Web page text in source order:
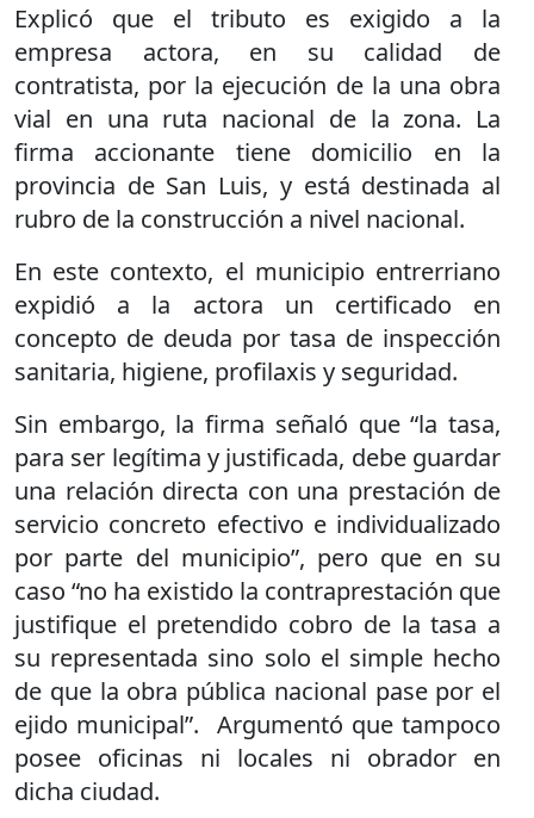
Explicó que el tributo es exigido a la
empresa actora, en su calidad de
contratista, por la ejecución de la una obra
vial en una ruta nacional de la zona. La
firma accionante tiene domicilio en la
provincia de San Luis, y está destinada al
rubro de la construcción a nivel nacional.
En este contexto, el municipio entrerriano
expidió a la actora un certificado en
concepto de deuda por tasa de inspección
sanitaria, higiene, profilaxis y seguridad.
Sin embargo, la firma señaló que “la tasa,
para ser legítima y justificada, debe guardar
una relación directa con una prestación de
servicio concreto efectivo e individualizado
por parte del municipio”, pero que en su
caso “no ha existido la contraprestación que
justifique el pretendido cobro de la tasa a
su representada sino solo el simple hecho
de que la obra pública nacional pase por el
ejido municipal”. Argumentó que tampoco
posee oficinas ni locales ni obrador en
dicha ciudad.